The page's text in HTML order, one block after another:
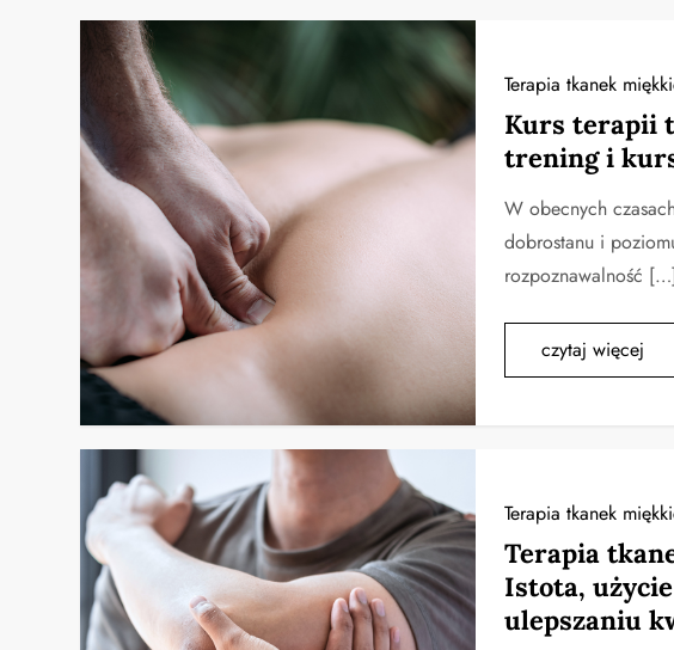
Terapia tkanek
Kurs terapii
trening i
W obecnych
dobrostanu i
rozpoznawalność
czytaj więcej
Terapia tkanek
Terapia
Istota,
ulepszaniu